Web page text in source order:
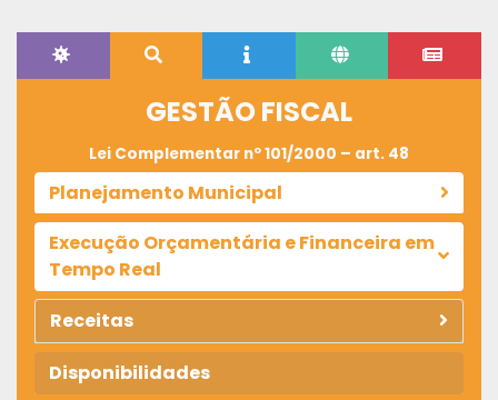
GESTÃO FISCAL
Lei Complementar nº 101/2000 – art. 48
Planejamento Municipal
Execução Orçamentária e Financeira em
Tempo Real
Receitas
Disponibilidades